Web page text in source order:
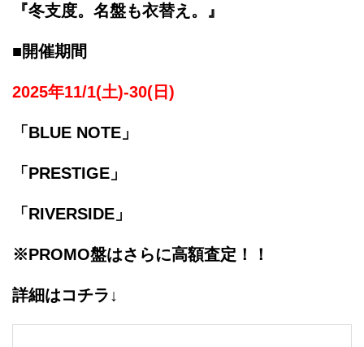
『冬支度。名盤も衣替え。』
■開催期間
2025年11/1(土)-30(日)
「BLUE NOTE」
「PRESTIGE」
「RIVERSIDE」
※PROMO盤はさらに高額査定！！
詳細はコチラ↓